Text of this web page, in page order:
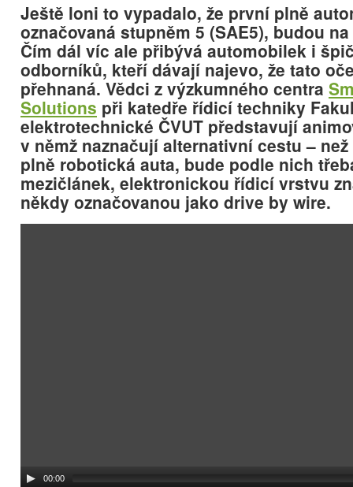
Ještě loni to vypadalo, že první plně
označovaná stupněm 5 (SAE5), budou
Čím dál víc ale přibývá automobilek i
odborníků, kteří dávají najevo, že tato
přehnaná. Vědci z výzkumného centra
Solutions při katedře řídicí techniky
elektrotechnické ČVUT představují
v němž naznačují alternativní cestu –
plně robotická auta, bude podle nich
mezičlánek, elektronickou řídicí vrstvu
někdy označovanou jako drive by wire.
00:00